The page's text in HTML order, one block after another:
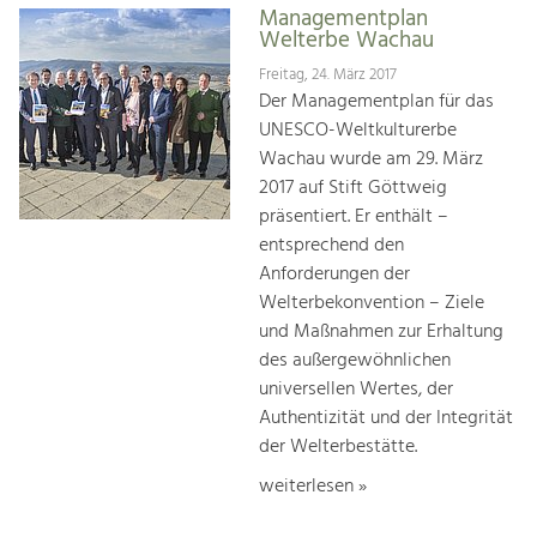
Managementplan
Welterbe Wachau
Freitag, 24. März 2017
Der Managementplan für das
UNESCO-Weltkulturerbe
Wachau wurde am 29. März
2017 auf Stift Göttweig
präsentiert. Er enthält –
entsprechend den
Anforderungen der
Welterbekonvention – Ziele
und Maßnahmen zur Erhaltung
des außergewöhnlichen
universellen Wertes, der
Authentizität und der Integrität
der Welterbestätte.
weiterlesen »